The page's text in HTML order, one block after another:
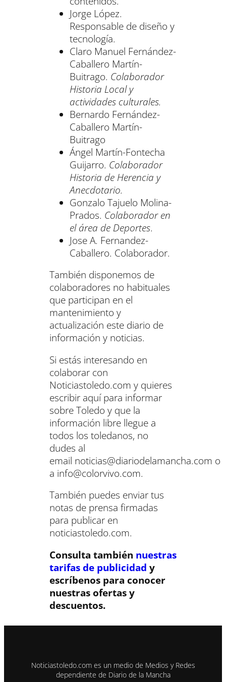
Jorge López.
Responsable de diseño y
tecnología.
Claro Manuel Fernández-
Caballero Martín-
Buitrago. Colaborador
Historia Local y
actividades culturales.
Bernardo Fernández-
Caballero Martín-
Buitrago
Ángel Martín-Fontecha
Guijarro. Colaborador
Historia de Herencia y
Anecdotario.
Gonzalo Tajuelo Molina-
Prados. Colaborador en
el área de Deportes.
Jose A. Fernandez-
Caballero. Colaborador.
También disponemos de
colaboradores no habituales
que participan en el
mantenimiento y
actualización este diario de
información y noticias.
Si estás interesando en
colaborar con
Noticiastoledo.com y quieres
escribir aquí para informar
sobre Toledo y que la
información libre llegue a
todos los toledanos, no
dudes al
email noticias@diariodelamancha.com o
a info@colorvivo.com.
También puedes enviar tus
notas de prensa firmadas
para publicar en
noticiastoledo.com.
Consulta también nuestras
tarifas de publicidad y
escríbenos para conocer
nuestras ofertas y
descuentos.
Noticiastoledo.com es un medio de Medios y Redes
dependiente de Diario de la Mancha